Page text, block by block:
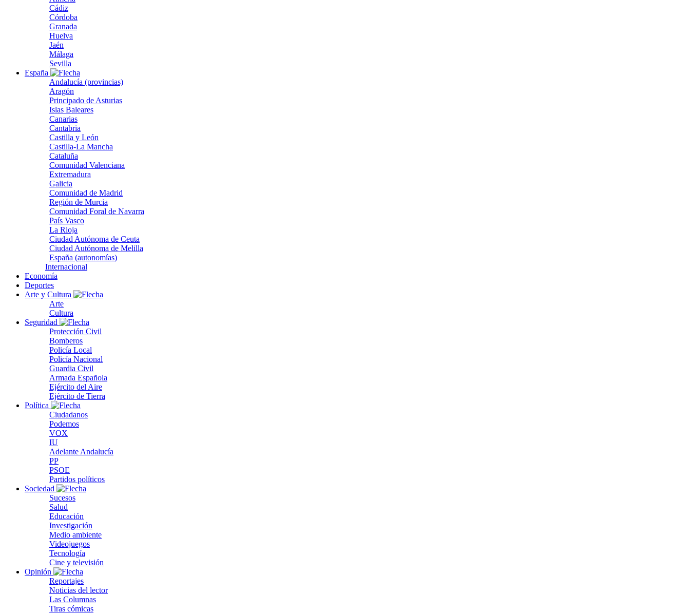
Cádiz
Córdoba
Granada
Huelva
Jaén
Málaga
Sevilla
España
Andalucía (provincias)
Aragón
Principado de Asturias
Islas Baleares
Canarias
Cantabria
Castilla y León
Castilla-La Mancha
Cataluña
Comunidad Valenciana
Extremadura
Galicia
Comunidad de Madrid
Región de Murcia
Comunidad Foral de Navarra
País Vasco
La Rioja
Ciudad Autónoma de Ceuta
Ciudad Autónoma de Melilla
España (autonomías)
Internacional
Economía
Deportes
Arte y Cultura
Arte
Cultura
Seguridad
Protección Civil
Bomberos
Policía Local
Policía Nacional
Guardia Civil
Armada Española
Ejército del Aire
Ejército de Tierra
Política
Ciudadanos
Podemos
VOX
IU
Adelante Andalucía
PP
PSOE
Partidos políticos
Sociedad
Sucesos
Salud
Educación
Investigación
Medio ambiente
Videojuegos
Tecnología
Cine y televisión
Opinión
Reportajes
Noticias del lector
Las Columnas
Tiras cómicas